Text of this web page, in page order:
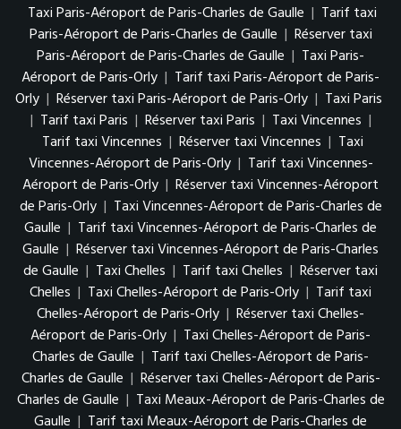
Taxi Paris-Aéroport de Paris-Charles de Gaulle | Tarif taxi
Paris-Aéroport de Paris-Charles de Gaulle | Réserver taxi
Paris-Aéroport de Paris-Charles de Gaulle | Taxi Paris-
Aéroport de Paris-Orly | Tarif taxi Paris-Aéroport de Paris-
Orly | Réserver taxi Paris-Aéroport de Paris-Orly | Taxi Paris
| Tarif taxi Paris | Réserver taxi Paris | Taxi Vincennes |
Tarif taxi Vincennes | Réserver taxi Vincennes | Taxi
Vincennes-Aéroport de Paris-Orly | Tarif taxi Vincennes-
Aéroport de Paris-Orly | Réserver taxi Vincennes-Aéroport
de Paris-Orly | Taxi Vincennes-Aéroport de Paris-Charles de
Gaulle | Tarif taxi Vincennes-Aéroport de Paris-Charles de
Gaulle | Réserver taxi Vincennes-Aéroport de Paris-Charles
de Gaulle | Taxi Chelles | Tarif taxi Chelles | Réserver taxi
Chelles | Taxi Chelles-Aéroport de Paris-Orly | Tarif taxi
Chelles-Aéroport de Paris-Orly | Réserver taxi Chelles-
Aéroport de Paris-Orly | Taxi Chelles-Aéroport de Paris-
Charles de Gaulle | Tarif taxi Chelles-Aéroport de Paris-
Charles de Gaulle | Réserver taxi Chelles-Aéroport de Paris-
Charles de Gaulle | Taxi Meaux-Aéroport de Paris-Charles de
Gaulle | Tarif taxi Meaux-Aéroport de Paris-Charles de